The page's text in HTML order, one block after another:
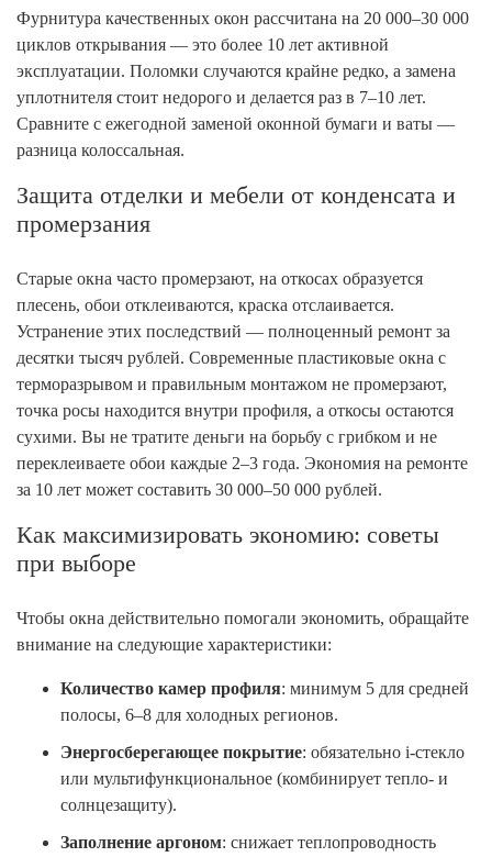
Фурнитура качественных окон рассчитана на 20 000–30 000
циклов открывания — это более 10 лет активной
эксплуатации. Поломки случаются крайне редко, а замена
уплотнителя стоит недорого и делается раз в 7–10 лет.
Сравните с ежегодной заменой оконной бумаги и ваты —
разница колоссальная.
Защита отделки и мебели от конденсата и
промерзания
Старые окна часто промерзают, на откосах образуется
плесень, обои отклеиваются, краска отслаивается.
Устранение этих последствий — полноценный ремонт за
десятки тысяч рублей. Современные пластиковые окна с
терморазрывом и правильным монтажом не промерзают,
точка росы находится внутри профиля, а откосы остаются
сухими. Вы не тратите деньги на борьбу с грибком и не
переклеиваете обои каждые 2–3 года. Экономия на ремонте
за 10 лет может составить 30 000–50 000 рублей.
Как максимизировать экономию: советы
при выборе
Чтобы окна действительно помогали экономить, обращайте
внимание на следующие характеристики:
Количество камер профиля: минимум 5 для средней
полосы, 6–8 для холодных регионов.
Энергосберегающее покрытие: обязательно i-стекло
или мультифункциональное (комбинирует тепло- и
солнцезащиту).
Заполнение аргоном: снижает теплопроводность